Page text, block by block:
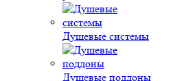
Душевые системы
Душевые поддоны